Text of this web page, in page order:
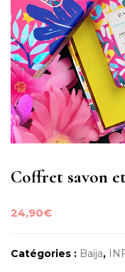
Coffret savon
24,90€
Catégories : Baïja,